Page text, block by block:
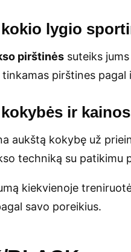
lygio
pirštinės suteiks
pirštines pagal
ir
aukštą kokybę už
techniką su patikimu
kiekvienoje
savo poreikius.